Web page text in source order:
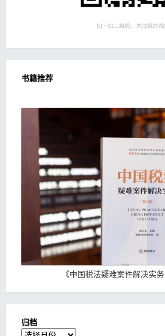
书籍推荐
《中国税法疑难案件解决实务
归档
归